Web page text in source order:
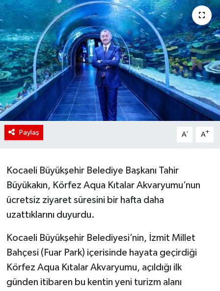
Paylaş A- A+
Kocaeli Büyükşehir Belediye Başkanı Tahir
Büyükakın, Körfez Aqua Kıtalar Akvaryumu’nun
ücretsiz ziyaret süresini bir hafta daha
uzattıklarını duyurdu.
Kocaeli Büyükşehir Belediyesi’nin, İzmit Millet
Bahçesi (Fuar Park) içerisinde hayata geçirdiği
Körfez Aqua Kıtalar Akvaryumu, açıldığı ilk
günden itibaren bu kentin yeni turizm alanı